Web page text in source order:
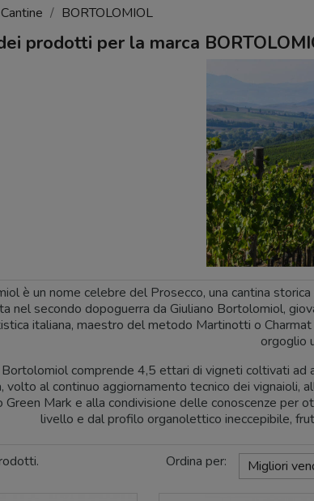
Cantine BORTOLOMIOL
prodotti per la marca
è un nome celebre del Prosecco, una cantina
nel secondo dopoguerra da Giuliano Bortolomiol,
italiana, maestro del metodo Martinotti o
orgoglio
Bortolomiol comprende 4,5 ettari di vigneti coltivati
volto al continuo aggiornamento tecnico dei vignaioli,
Green Mark e alla condivisione delle conoscenze per
livello e dal profilo organolettico ineccepibile,
Ordina per: Migliori